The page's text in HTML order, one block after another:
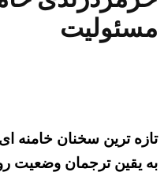
مسئولیت
تازه ترین سخنان خامنه
به یقین ترجمان وضعیت